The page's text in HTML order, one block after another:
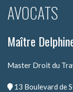
AVOCATS
Maître
Master Droit du
13 Boulevard de